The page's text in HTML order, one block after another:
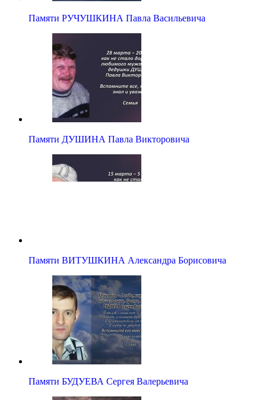
Памяти РУЧУШКИНА Павла Васильевича
Памяти ДУШИНА Павла Викторовича
Памяти ВИТУШКИНА Александра Борисовича
Памяти БУДУЕВА Сергея Валерьевича